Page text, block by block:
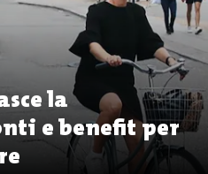
la
e benefit per